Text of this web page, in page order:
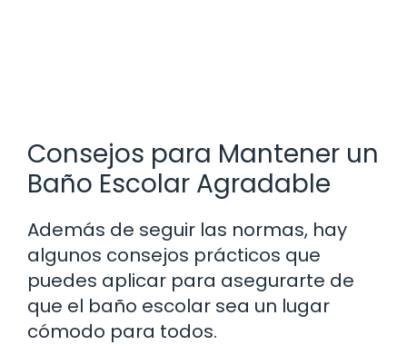
Consejos para Mantener un
Baño Escolar Agradable
Además de seguir las normas, hay
algunos consejos prácticos que
puedes aplicar para asegurarte de
que el baño escolar sea un lugar
cómodo para todos.